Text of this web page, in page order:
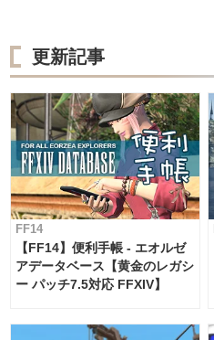
更新記事
FF14
【FF14】便利手帳 - エオルゼ
アデータベース【黄金のレガシ
ー パッチ7.5対応 FFXIV】